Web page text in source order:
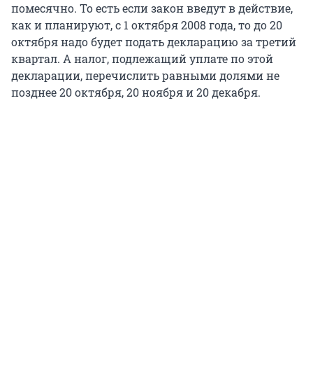
помесячно. То есть если закон введут в действие,
как и планируют, с 1 октября 2008 года, то до 20
октября надо будет подать декларацию за третий
квартал. А налог, подлежащий уплате по этой
декларации, перечислить равными долями не
позднее 20 октября, 20 ноября и 20 декабря.